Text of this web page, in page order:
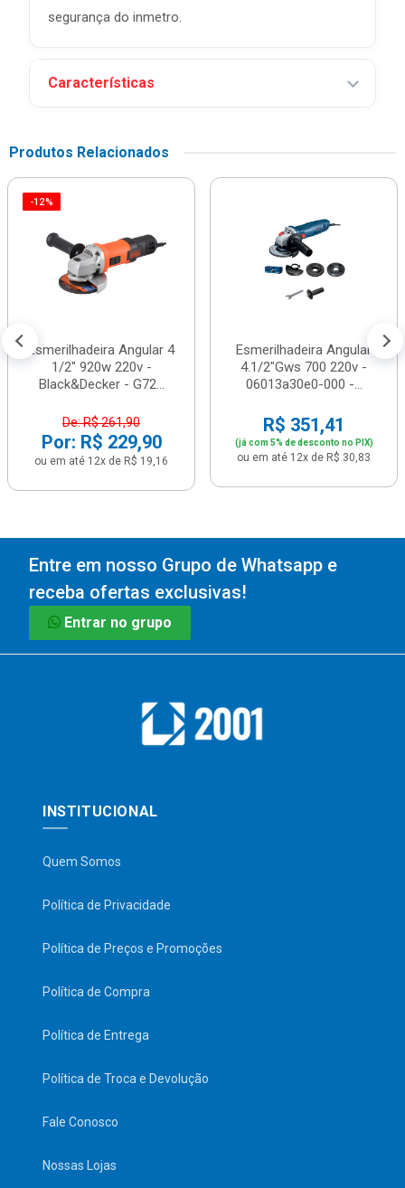
segurança do inmetro.
Características
Produtos Relacionados
-12%
Esmerilhadeira Angular 4
1/2" 920w 220v -
Black&Decker - G72...
De: R$ 261,90
Por: R$ 229,90
ou em até 12x de R$ 19,16
Esmerilhadeira Angular
4.1/2"Gws 700 220v -
06013a30e0-000 -...
R$ 351,41
(já com 5% de desconto no PIX)
ou em até 12x de R$ 30,83
Entre em nosso Grupo de Whatsapp e
receba ofertas exclusivas!
Entrar no grupo
INSTITUCIONAL
Quem Somos
Política de Privacidade
Política de Preços e Promoções
Política de Compra
Política de Entrega
Política de Troca e Devolução
Fale Conosco
Nossas Lojas